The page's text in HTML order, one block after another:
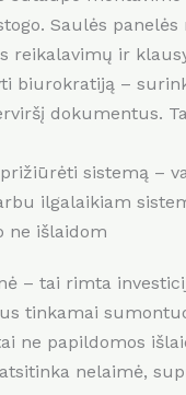
Saulės
reikalavimų ir
biurokratiją –
dokumentus.
sistemą –
ilgalaikiam
ne išlaidom
– tai rimta
tinkamai
ne papildomos
nelaimė,